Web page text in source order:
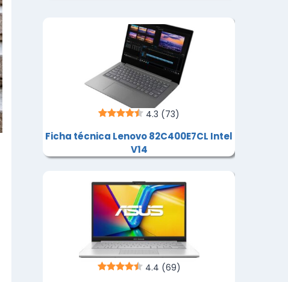
4.3 (73)
Ficha técnica Lenovo 82C400E7CL Intel
V14
4.4 (69)